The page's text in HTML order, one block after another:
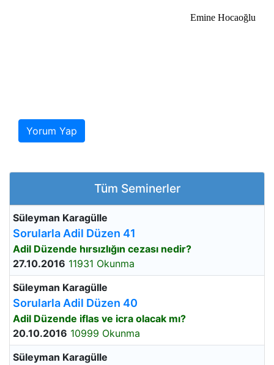
Emine Hocaoğlu
Yorum Yap
Tüm Seminerler
Süleyman Karagülle
Sorularla Adil Düzen 41
Adil Düzende hırsızlığın cezası nedir?
27.10.2016 11931 Okunma
Süleyman Karagülle
Sorularla Adil Düzen 40
Adil Düzende iflas ve icra olacak mı?
20.10.2016 10999 Okunma
Süleyman Karagülle